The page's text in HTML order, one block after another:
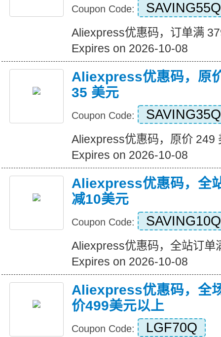
Coupon Code: SAVING55Q
Aliexpress优惠码，订单满
Expires on 2026-10-08
Aliexpress优惠码，原
35 美元
Coupon Code: SAVING35Q
Aliexpress优惠码，原价 249
Expires on 2026-10-08
Aliexpress优惠码，全
减10美元
Coupon Code: SAVING10Q
Aliexpress优惠码，全站订单
Expires on 2026-10-08
Aliexpress优惠码，全
价499美元以上
Coupon Code: LGF70Q